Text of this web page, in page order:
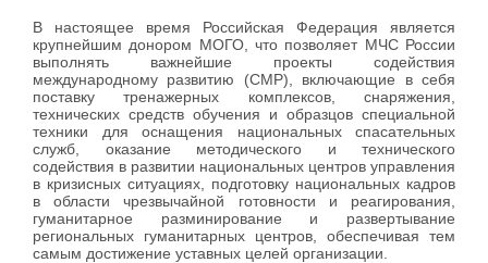
В настоящее время Российская Федерация является
крупнейшим донором МОГО, что позволяет МЧС России
выполнять важнейшие проекты содействия
международному развитию (СМР), включающие в себя
поставку тренажерных комплексов, снаряжения,
технических средств обучения и образцов специальной
техники для оснащения национальных спасательных
служб, оказание методического и технического
содействия в развитии национальных центров управления
в кризисных ситуациях, подготовку национальных кадров
в области чрезвычайной готовности и реагирования,
гуманитарное разминирование и развертывание
региональных гуманитарных центров, обеспечивая тем
самым достижение уставных целей организации.